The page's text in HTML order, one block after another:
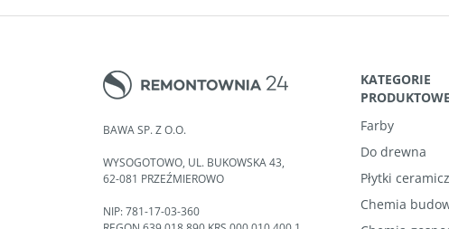
BAWA SP. Z O.O.
WYSOGOTOWO, UL. BUKOWSKA 43,
62-081 PRZEŹMIEROWO
NIP: 781-17-03-360
KATEGORIE
PRODUKTOWE
Farby
Do drewna
Płytki
Chemia